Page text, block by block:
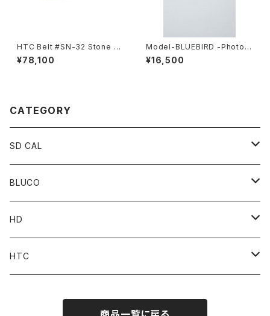
HTC Belt #SN-32 Stone 0.
75
¥78,100
Model-BLUEBIRD -Photoc
hromic-
¥16,500
CATEGORY
SD CAL
Top
Pant
Accessories
BLUCO
Tops
Pant
HD
Parts
HTC